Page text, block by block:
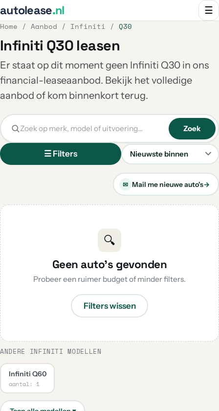
autolease.nl ☰
Home / Aanbod / Infiniti / Q30
Infiniti Q30 leasen
Er staat op dit moment geen Infiniti Q30 in ons
financial-leaseaanbod. Bekijk het volledige
aanbod of kom binnenkort terug.
☰ Filters
Sorteren
Zoek
✉ Mail me nieuwe auto's→
🔍
Geen auto's gevonden
Probeer een ruimer budget of minder filters.
Filters wissen
ANDERE INFINITI MODELLEN
Infiniti Q60
aantal: 1